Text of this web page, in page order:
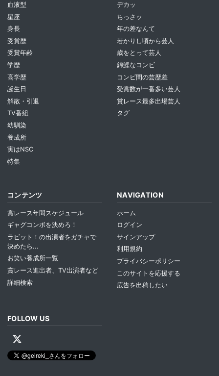
血液型
星座
身長
受賞歴
受賞年齢
学歴
高学歴
誕生日
解散・引退
TV番組
幼馴染
養成所
実はNSC
特集
デカッ
ちっさッ
年の差なんて
若かりし頃から芸人
歳をとって芸人
錦鯉なコンビ
コンビ間の芸歴差
受賞数が一番多い芸人
賞レース最多出場芸人
タグ
コンテンツ
賞レース年間スケジュール
ギャグコンボを決めろ！
ラビット！の出演者をガチャで
決めたら...
お笑い養成所一覧
賞レース進出者、TV出演者など
詳細検索
NAVIGATION
ホーム
ログイン
サインアップ
利用規約
プライバシーポリシー
このサイトを応援する
広告を出稿したい
FOLLOW US